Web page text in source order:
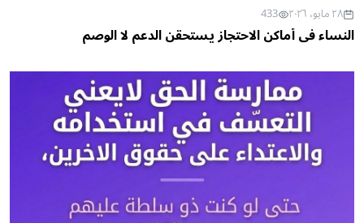
٢٨ مايو، ٢٠٢٦ 433
النساء في أماكن الاحتجاز يستحقن الدعم لا الوصم